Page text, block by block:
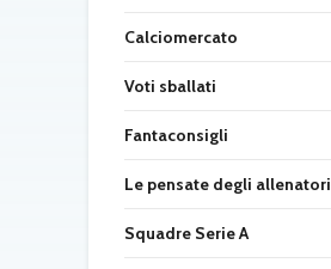
Calciomercato
Voti sballati
Fantaconsigli
Le pensate degli allenatori
Squadre Serie A